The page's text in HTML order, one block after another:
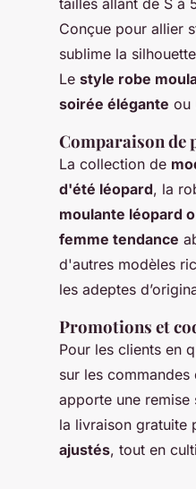
tailles allant de S à
Conçue pour allier
sublime la
Le style robe
soirée élégante ou
Comparaison de
La collection de
d'été léopard, la
moulante léopard
femme tendance
d'autres modèles
les adeptes
Promotions et
Pour les clients en
sur les
apporte une
la livraison gratuite
ajustés, tout en